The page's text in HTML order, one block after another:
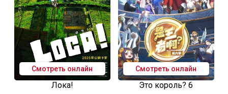
Смотреть онлайн
Лока!
Смотреть онлайн
Это король? 6